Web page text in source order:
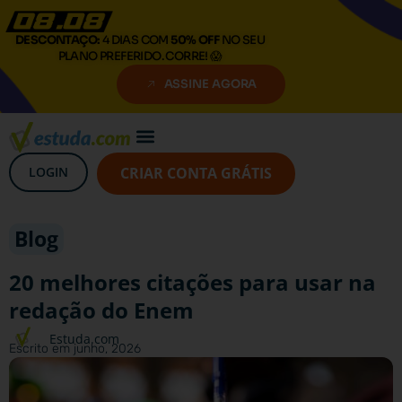
DESCONTAÇO: 4 DIAS COM 50% OFFNO SEU
PLANO PREFERIDO. CORRE! 😱
ASSINE AGORA
LOGIN CRIAR CONTA GRÁTIS
Blog
20 melhores citações para usar na
redação do Enem
Estuda.com
Escrito emjunho, 2026